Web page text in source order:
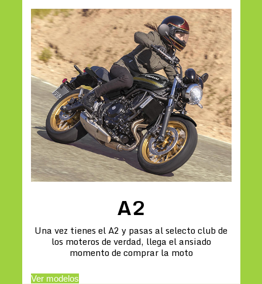
A2
Una vez tienes el A2 y pasas al selecto club de
los moteros de verdad, llega el ansiado
momento de comprar la moto
Ver modelos